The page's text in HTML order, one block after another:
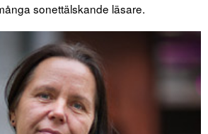
sonettälskande läsare.